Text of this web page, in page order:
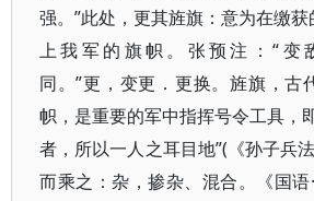
强。”此处，更其旌旗：意为在缴
上我军的旗帜。张预注：“变
同。”更，变更．更换。旌旗，古
帜，是重要的军中指挥号令工具，
者，所以一人之耳目地”(《孙子兵
而乘之：杂，掺杂、混合。《国语